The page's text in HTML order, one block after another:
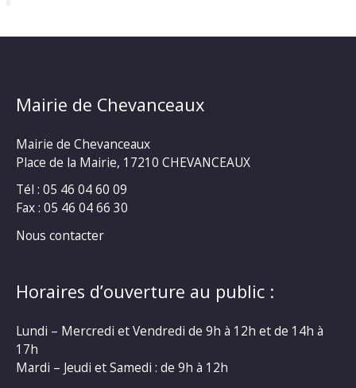
Mairie de Chevanceaux
Mairie de Chevanceaux
Place de la Mairie, 17210 CHEVANCEAUX
Tél : 05 46 04 60 09
Fax : 05 46 04 66 30
Nous contacter
Horaires d’ouverture au public :
Lundi – Mercredi et Vendredi de 9h à 12h et de 14h à
17h
Mardi – Jeudi et Samedi : de 9h à 12h